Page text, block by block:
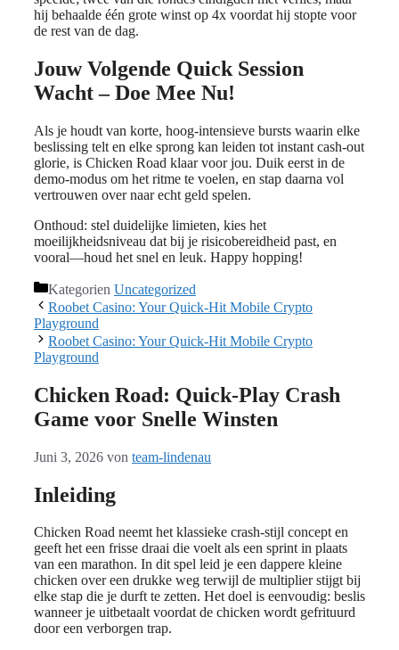
hij behaalde één grote winst op 4x voordat hij stopte voor
de rest van de dag.
Jouw Volgende Quick Session
Wacht – Doe Mee Nu!
Als je houdt van korte, hoog‑intensieve bursts waarin elke
beslissing telt en elke sprong kan leiden tot instant cash‑out
glorie, is Chicken Road klaar voor jou. Duik eerst in de
demo‑modus om het ritme te voelen, en stap daarna vol
vertrouwen over naar echt geld spelen.
Onthoud: stel duidelijke limieten, kies het
moeilijkheidsniveau dat bij je risicobereidheid past, en
vooral—houd het snel en leuk. Happy hopping!
Kategorien Uncategorized
Roobet Casino: Your Quick‑Hit Mobile Crypto
Playground
Roobet Casino: Your Quick‑Hit Mobile Crypto
Playground
Chicken Road: Quick‑Play Crash
Game voor Snelle Winsten
Juni 3, 2026 von team-lindenau
Inleiding
Chicken Road neemt het klassieke crash‑stijl concept en
geeft het een frisse draai die voelt als een sprint in plaats
van een marathon. In dit spel leid je een dappere kleine
chicken over een drukke weg terwijl de multiplier stijgt bij
elke stap die je durft te zetten. Het doel is eenvoudig: beslis
wanneer je uitbetaalt voordat de chicken wordt gefrituurd
door een verborgen trap.